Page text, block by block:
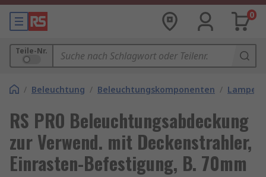
0
Teile-Nr.
/ Beleuchtung / Beleuchtungskomponenten /
RS PRO Beleuchtungsabdeckung
zur Verwend. mit Deckenstrahler,
Einrasten-Befestigung, B. 70mm